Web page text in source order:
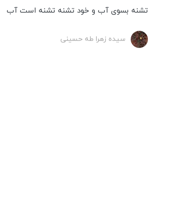
تشنه بسوی آب و خود تشنه تشنه است آب
سیده زهرا طه حسینی